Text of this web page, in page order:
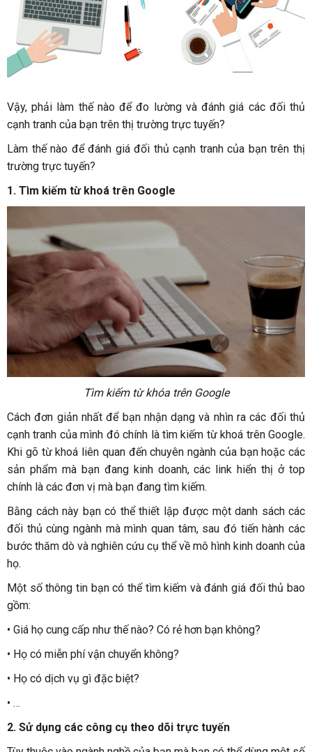
Vậy, phải làm thế nào để đo lường và đánh giá các đối thủ
cạnh tranh của bạn trên thị trường trực tuyến?
Làm thế nào để đánh giá đối thủ cạnh tranh của bạn trên thị
trường trực tuyến?
1. Tìm kiếm từ khoá trên Google
Tìm kiếm từ khóa trên Google
Cách đơn giản nhất để bạn nhận dạng và nhìn ra các đối thủ
cạnh tranh của mình đó chính là tìm kiếm từ khoá trên Google.
Khi gõ từ khoá liên quan đến chuyên ngành của bạn hoặc các
sản phẩm mà bạn đang kinh doanh, các link hiển thị ở top
chính là các đơn vị mà bạn đang tìm kiếm.
Bằng cách này bạn có thể thiết lập được một danh sách các
đối thủ cùng ngành mà mình quan tâm, sau đó tiến hành các
bước thăm dò và nghiên cứu cụ thể về mô hình kinh doanh của
họ.
Một số thông tin bạn có thể tìm kiếm và đánh giá đối thủ bao
gồm:
• Giá họ cung cấp như thế nào? Có rẻ hơn bạn không?
• Họ có miễn phí vận chuyển không?
• Họ có dịch vụ gì đặc biệt?
• …
2. Sử dụng các công cụ theo dõi trực tuyến